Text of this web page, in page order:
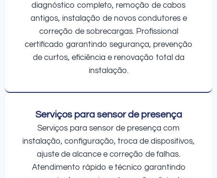
diagnóstico completo, remoção de cabos
antigos, instalação de novos condutores e
correção de sobrecargas. Profissional
certificado garantindo segurança, prevenção
de curtos, eficiência e renovação total da
instalação.
Serviços para sensor de presença
Serviços para sensor de presença com
instalação, configuração, troca de dispositivos,
ajuste de alcance e correção de falhas.
Atendimento rápido e técnico garantindo